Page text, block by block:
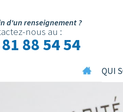
d'un renseignement ?
nous au :
88 54 54
QUI